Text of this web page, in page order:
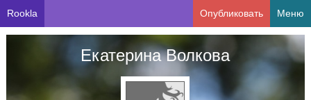
Rookla Опубликовать Меню
Екатерина Волкова